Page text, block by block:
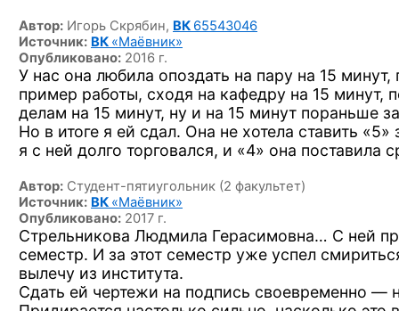
Автор: Игорь Скрябин, ВК 65543046
Источник: ВК «Маёвник»
Опубликовано: 2016 г.
У нас она любила опоздать на пару на 15 минут,
пример работы, сходя на кафедру на 15 минут,
делам на 15 минут, ну и на 15 минут пораньше
Но в итоге я ей сдал. Она не хотела ставить «5»
я с ней долго торговался, и «4» она поставила
Автор: Студент-пятиугольник (2 факультет)
Источник: ВК «Маёвник»
Опубликовано: 2017 г.
Стрельникова Людмила Герасимовна… С ней
семестр. И за этот семестр уже успел
вылечу из института.
Сдать ей чертежи на подпись своевременно —